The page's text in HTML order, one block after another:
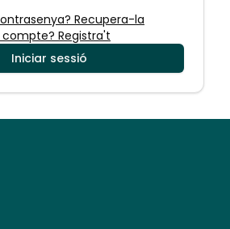
Recupera-la
Registra't
Iniciar sessió